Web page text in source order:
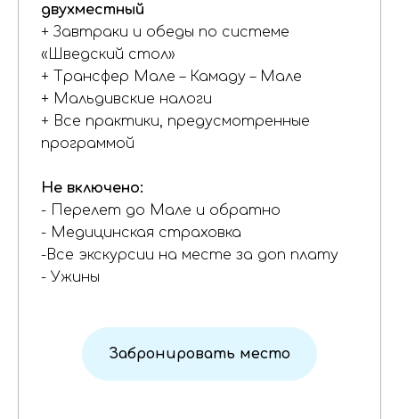
двухместный
+ Завтраки и обеды по системе
«Шведский стол»
+ Трансфер Мале – Камаду – Мале
+ Мальдивские налоги
+ Все практики, предусмотренные
программой
Не включено:
- Перелет до Мале и обратно
- Медицинская страховка
-Все экскурсии на месте за доп плату
- Ужины
Забронировать место